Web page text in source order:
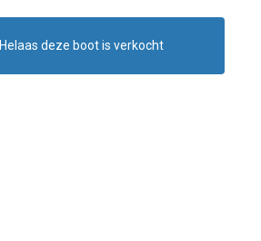
Helaas deze boot is verkocht